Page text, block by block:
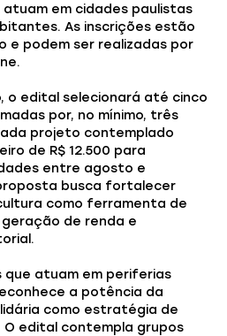
em cidades paulistas
As inscrições estão
e podem ser realizadas por
o edital selecionará até cinco
por, no mínimo, três
projeto contemplado
de R$ 12.500 para
entre agosto e
busca fortalecer
como ferramenta de
de renda e
atuam em periferias
a potência da
como estratégia de
O edital contempla grupos